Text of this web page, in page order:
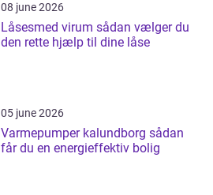
08 june 2026
Låsesmed virum sådan vælger du
den rette hjælp til dine låse
05 june 2026
Varmepumper kalundborg sådan
får du en energieffektiv bolig